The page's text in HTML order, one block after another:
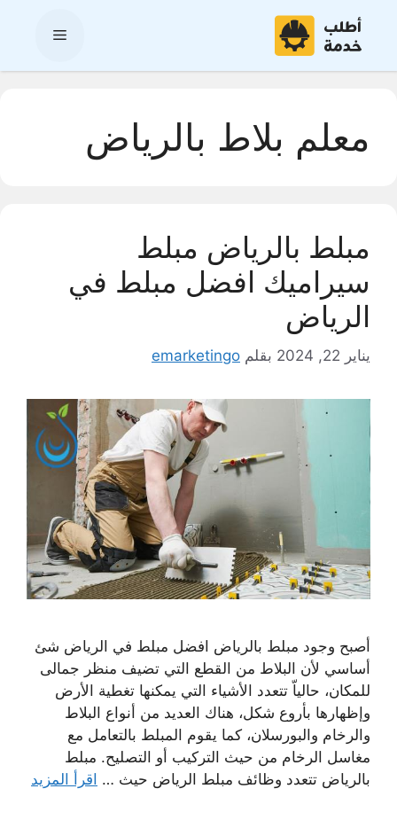
المحتوى
القائمة
معلم بلاط بالرياض
مبلط بالرياض مبلط
سيراميك افضل مبلط في
الرياض
يناير 22, 2024 بقلم emarketingo
أصبح وجود مبلط بالرياض افضل مبلط في الرياض شئ
أساسي لأن البلاط من القطع التي تضيف منظر جمالى
للمكان، حالياّ تتعدد الأشياء التي يمكنها تغطية الأرض
وإظهارها بأروع شكل، هناك العديد من أنواع البلاط
والرخام والبورسلان، كما يقوم المبلط بالتعامل مع
مغاسل الرخام من حيث التركيب أو التصليح. مبلط
بالرياض تتعدد وظائف مبلط الرياض حيث … اقرأ المزيد